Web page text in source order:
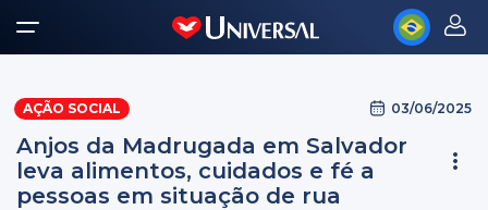
AÇÃO SOCIAL 03/06/2025
Anjos da Madrugada em Salvador
leva alimentos, cuidados e fé a
pessoas em situação de rua